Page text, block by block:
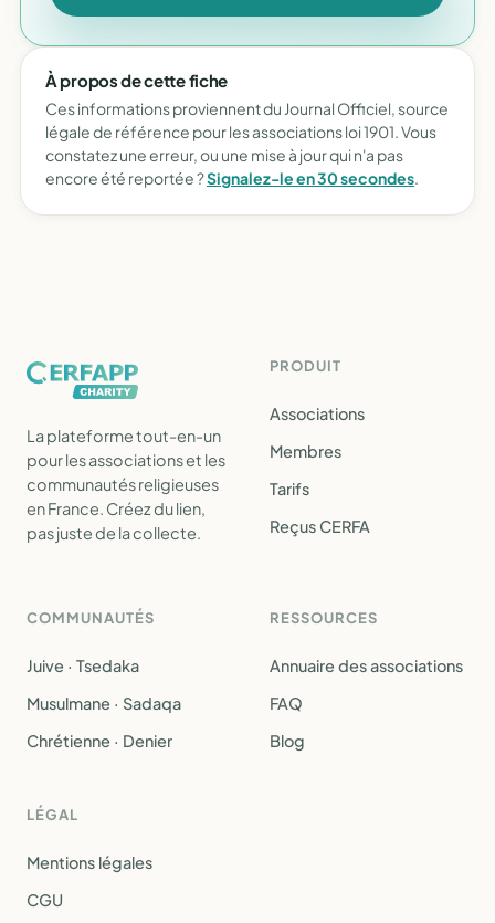
À propos de cette fiche
Ces informations proviennent du Journal Officiel, source
légale de référence pour les associations loi 1901. Vous
constatez une erreur, ou une mise à jour qui n'a pas
encore été reportée ?Signalez-le en 30 secondes.
La plateforme tout-en-un
pour les associations et les
communautés religieuses
en France. Créez du lien,
pas juste de la collecte.
PRODUIT
Associations
Membres
Tarifs
Reçus CERFA
COMMUNAUTÉS
Juive · Tsedaka
Musulmane · Sadaqa
Chrétienne · Denier
RESSOURCES
Annuaire des associations
FAQ
Blog
LÉGAL
Mentions légales
CGU